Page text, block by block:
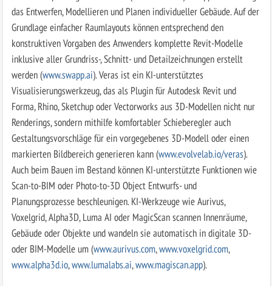
das Entwerfen, Modellieren und Planen individueller Gebäude. Auf der
Grundlage einfacher Raumlayouts können entsprechend den
konstruktiven Vorgaben des Anwenders komplette Revit-Modelle
inklusive aller Grundriss-, Schnitt- und Detailzeichnungen erstellt
werden (www.swapp.ai). Veras ist ein KI-unterstütztes
Visualisierungswerkzeug, das als Plugin für Autodesk Revit und
Forma, Rhino, Sketchup oder Vectorworks aus 3D-Modellen nicht nur
Renderings, sondern mithilfe komfortabler Schieberegler auch
Gestaltungsvorschläge für ein vorgegebenes 3D-Modell oder einen
markierten Bildbereich generieren kann (www.evolvelab.io/veras).
Auch beim Bauen im Bestand können KI-unterstützte Funktionen wie
Scan-to-BIM oder Photo-to-3D Object Entwurfs- und
Planungsprozesse beschleunigen. KI-Werkzeuge wie Aurivus,
Voxelgrid, Alpha3D, Luma AI oder MagicScan scannen Innenräume,
Gebäude oder Objekte und wandeln sie automatisch in digitale 3D-
oder BIM-Modelle um (www.aurivus.com,www.voxelgrid.com,
www.alpha3d.io,www.lumalabs.ai,www.magiscan.app).